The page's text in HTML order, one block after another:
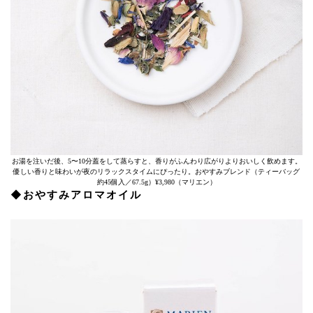
お湯を注いだ後、5〜10分蓋をして蒸らすと、香りがふんわり広がりよりおいしく飲めます。
優しい香りと味わいが夜のリラックスタイムにぴったり。おやすみブレンド（ティーバッグ
約45個入／67.5g）¥3,980（マリエン）
◆おやすみアロマオイル